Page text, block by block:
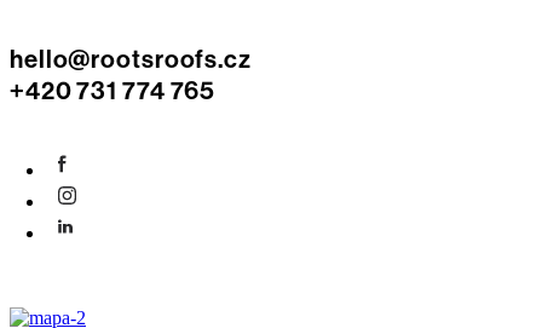
hello@rootsroofs.cz
+420 731 774 765